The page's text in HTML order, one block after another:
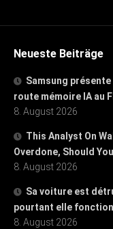
Neueste Beiträge
Samsung présente
route mémoire IA au
8. August 2026
This Analyst On
Overdone, Should
8. August 2026
Sa voiture est
pourtant elle
8. August 2026